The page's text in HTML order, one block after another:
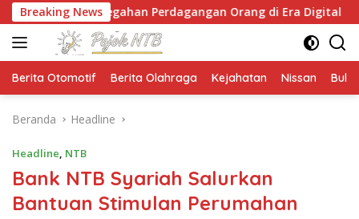
Langsung
ke
konten
Breaking NewsPerdagangan Orang di Era Digital NTB
Berita Otomotif Berita Olahraga Kejahatan Nissan
Beranda Headline
Headline, NTB
Bank NTB Syariah Salurkan
Bantuan Stimulan Perumahan